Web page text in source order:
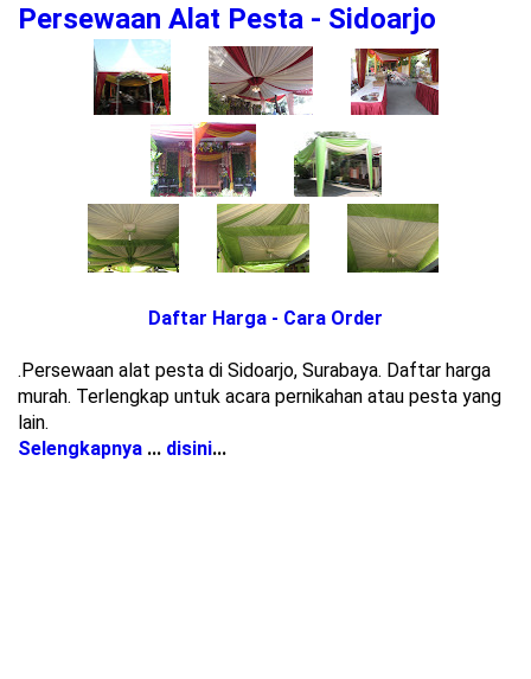
Persewaan Alat Pesta - Sidoarjo
Daftar Harga - Cara Order
.Persewaan alat pesta di Sidoarjo, Surabaya. Daftar harga
murah. Terlengkap untuk acara pernikahan atau pesta yang
lain.
Selengkapnya ... disini...